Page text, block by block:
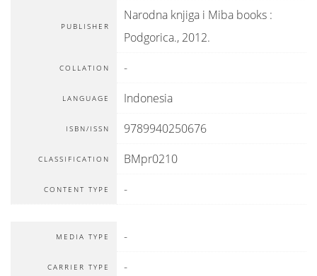
PUBLISHER
Narodna knjiga i Miba books :
Podgorica., 2012.
COLLATION -
LANGUAGE Indonesia
ISBN/ISSN 9789940250676
CLASSIFICATION BMpr0210
CONTENT TYPE -
MEDIA TYPE -
CARRIER TYPE -